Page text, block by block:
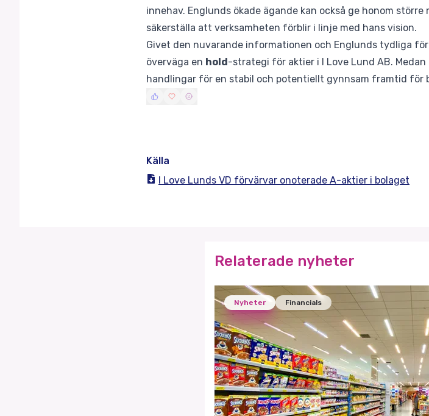
innehav. Englunds ökade ägande kan också ge honom
säkerställa att verksamheten förblir i linje med hans vision.
Givet den nuvarande informationen och Englunds tydliga
överväga en hold-strategi för aktier i I Love Lund AB.
handlingar för en stabil och potentiellt gynnsam framtid för
Källa
I Love Lunds VD förvärvar onoterade A-aktier i bolaget
Relaterade nyheter
Nyheter Financials